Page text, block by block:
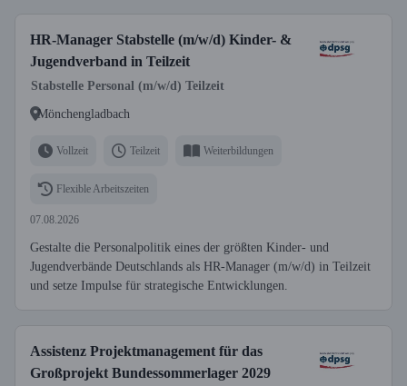
HR-Manager Stabstelle (m/w/d) Kinder- &
Jugendverband in Teilzeit
Stabstelle Personal (m/w/d) Teilzeit
Mönchengladbach
Vollzeit Teilzeit Weiterbildungen
Flexible Arbeitszeiten
07.08.2026
Gestalte die Personalpolitik eines der größten Kinder- und
Jugendverbände Deutschlands als HR-Manager (m/w/d) in Teilzeit
und setze Impulse für strategische Entwicklungen.
Assistenz Projektmanagement für das
Großprojekt Bundessommerlager 2029